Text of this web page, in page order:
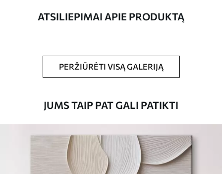
Straipsnio
s32105
Galite padengti laku.
Standartas
Iš15.00€
ATSILIEPIMAI APIE PRODUKTĄ
PERŽIŪRĖTI VISĄ GALERIJĄ
JUMS TAIP PAT GALI PATIKTI